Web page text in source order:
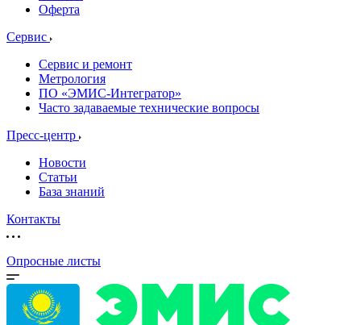
Оферта
Сервис
Сервис и ремонт
Метрология
ПО «ЭМИС-Интегратор»
Часто задаваемые технические вопросы
Пресс-центр
Новости
Статьи
База знаний
Контакты
Опросные листы